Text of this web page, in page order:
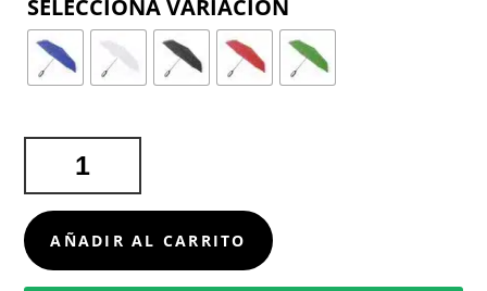
BROSMON
CANTIDAD
AÑADIR AL CARRITO